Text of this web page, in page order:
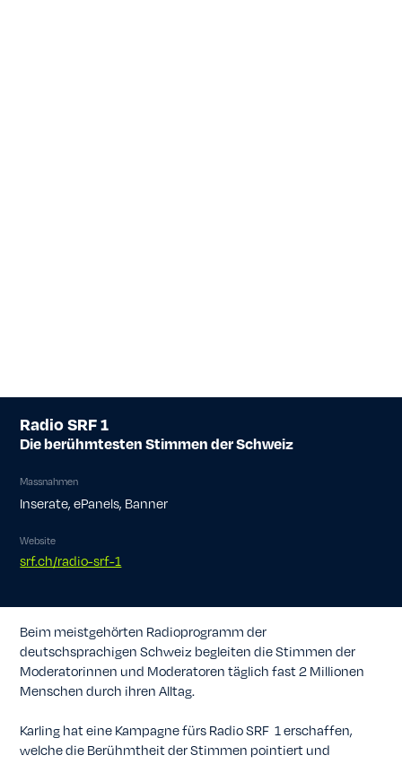
Radio SRF 1
Die berühmtesten Stimmen der Schweiz
Massnahmen
Inserate, ePanels, Banner
Website
srf.ch/radio-srf-1
Beim meistgehörten Radioprogramm der
deutschsprachigen Schweiz begleiten die Stimmen der
Moderatorinnen und Moderatoren täglich fast 2 Millionen
Menschen durch ihren Alltag.
Karling hat eine Kampagne fürs Radio SRF 1 erschaffen,
welche die Berühmtheit der Stimmen pointiert und